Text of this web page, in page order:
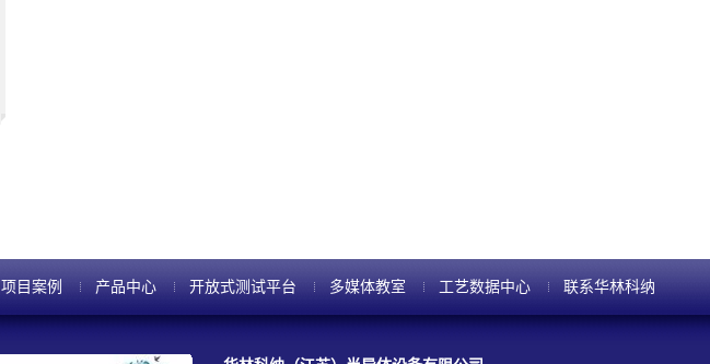
项目案例 产品中心 开放式测试平台 多媒体教室 工艺数据中心 联系华林科纳